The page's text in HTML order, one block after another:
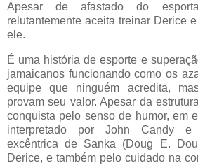
Apesar de afastado do
relutantemente aceita treinar Derice
ele.
É uma história de esporte e
jamaicanos funcionando como os
equipe que ninguém acredita,
provam seu valor. Apesar da
conquista pelo senso de humor, em
interpretado por John Candy e
excêntrica de Sanka (Doug E.
Derice, e também pelo cuidado na